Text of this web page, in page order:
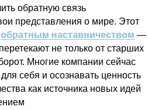
обратную связь
представления о мире. Этот
обратным наставничеством —
не только от старших
Многие компании сейчас
себя и осознавать ценность
как источника новых идей